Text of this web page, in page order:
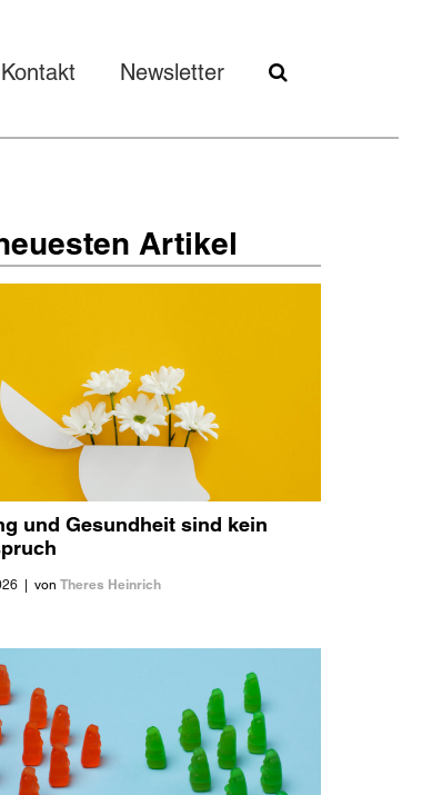
Kontakt Newsletter
Artikel
und Gesundheit sind kein
von Theres Heinrich